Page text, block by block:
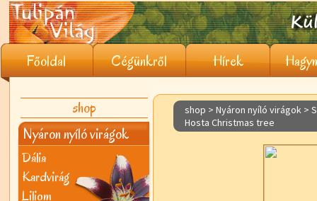
Főoldal Cégünkről Hírek
shop
Nyáron nyíló virágok
Dália
Kardvirág
Liliom
shop > Nyáron nyíló virágok >
Hosta Christmas tree